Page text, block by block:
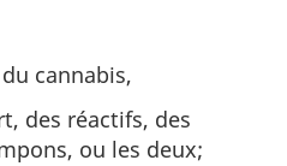
cannabis,
des réactifs, des
ou les deux;